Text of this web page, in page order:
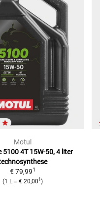
Motul
5100 4T 15W-50, 4 liter
€ 79,991
(1 L = € 20,001 )